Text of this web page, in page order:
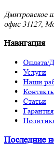
Дмитровское
офис 31127,
Навигация
Оплата/
Услуги
Наши
Статьи
Гарантия
Последние